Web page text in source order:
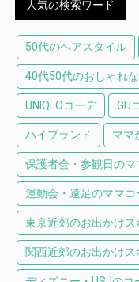
人気の検索ワード
50代のヘアスタイル
40代50代のおしゃれな
UNIQLOコーデ GU
ハイブランド ママ
保護者会・参観日のマ
運動会・遠足のママコ
東京近郊のお出かけ
関西近郊のお出かけ